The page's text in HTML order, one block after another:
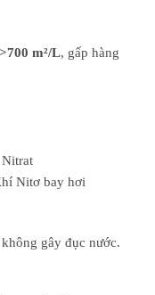
>700 m²/L, gấp hàng
Nitơ bay hơi
gây đục nước.